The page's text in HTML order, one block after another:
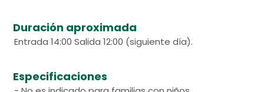
Duración aproximada
Entrada 14:00 Salida 12:00 (siguiente día).
Especificaciones